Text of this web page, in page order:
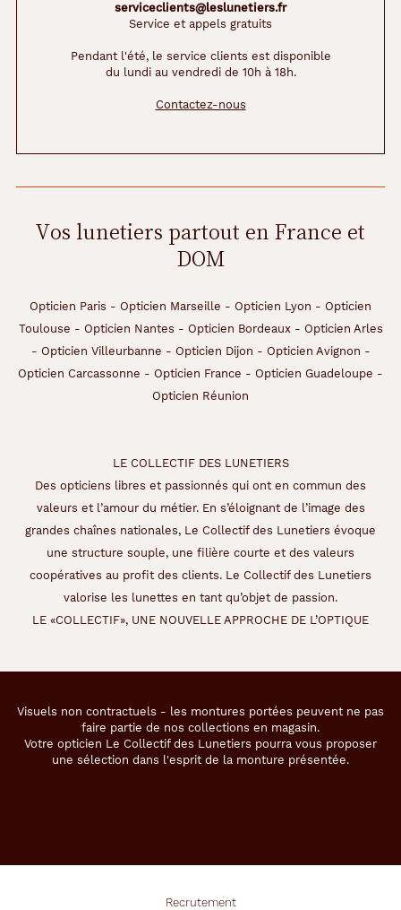
serviceclients@leslunetiers.fr
Service et appels gratuits
Pendant l'été, le service clients est disponible
du lundi au vendredi de 10h à 18h.
Contactez-nous
Vos lunetiers partout en France et
DOM
Opticien Paris - Opticien Marseille - Opticien Lyon - Opticien
Toulouse - Opticien Nantes - Opticien Bordeaux- Opticien Arles
- Opticien Villeurbanne - Opticien Dijon - Opticien Avignon -
Opticien Carcassonne - Opticien France - Opticien Guadeloupe -
Opticien Réunion
LE COLLECTIF DES LUNETIERS
Des opticiens libres et passionnés qui ont en commun des
valeurs et l’amour du métier. En s’éloignant de l’image des
grandes chaînes nationales, Le Collectif des Lunetiers évoque
une structure souple, une filière courte et des valeurs
coopératives au profit des clients. Le Collectif des Lunetiers
valorise les lunettes en tant qu’objet de passion.
LE «COLLECTIF», UNE NOUVELLE APPROCHE DE L’OPTIQUE
Visuels non contractuels - les montures portées peuvent ne pas
faire partie de nos collections en magasin.
Votre opticien Le Collectif des Lunetiers pourra vous proposer
une sélection dans l'esprit de la monture présentée.
Recrutement